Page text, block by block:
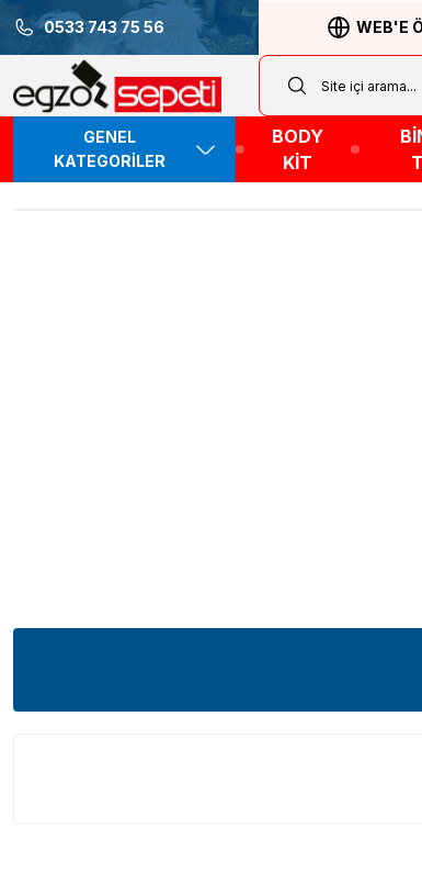
0533 743 75 56 WEB'E
GENEL
KATEGORİLER
BODY
KİT